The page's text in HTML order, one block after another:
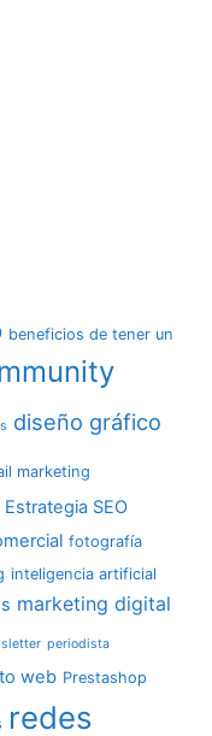
beneficios de tener un
diseño gráfico
marketing
Estrategia SEO
fotografía
inteligencia artificial
marketing digital
periodista
web Prestashop
redes